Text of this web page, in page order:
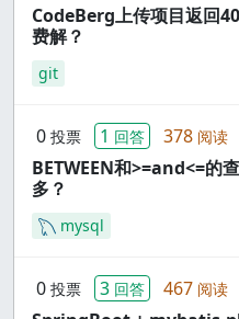
CodeBerg上传项目返回
费解？
git
0 投票 1 回答 378 阅读
BETWEEN和>=and<=的
多？
mysql
0 投票 3 回答 467 阅读